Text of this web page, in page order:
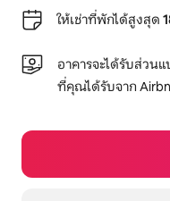
ให้เช่าที่พักได้สูงสุด
อาคารจะได้รับส่วนแ
ที่คุณได้รับจาก